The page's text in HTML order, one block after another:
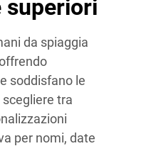
superiori
da spiaggia
soddisfano le
tra
per nomi, date